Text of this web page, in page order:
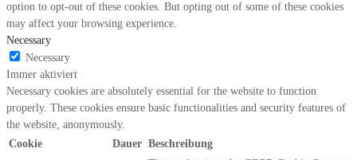
option to opt-out of these cookies. But opting out of some of these cookies
may affect your browsing experience.
Necessary
Necessary
Immer aktiviert
Necessary cookies are absolutely essential for the website to function
properly. These cookies ensure basic functionalities and security features of
the website, anonymously.
Cookie
Dauer Beschreibung